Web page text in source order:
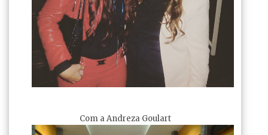
Com a Andreza Goulart